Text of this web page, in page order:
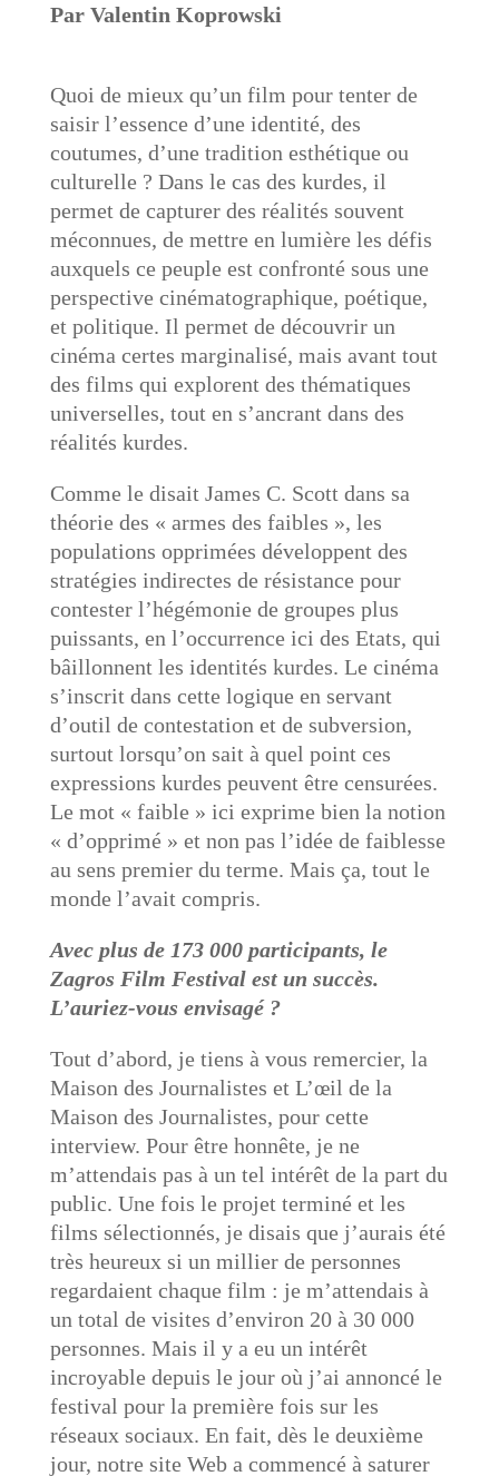
Par Valentin Koprowski
Quoi de mieux qu’un film pour tenter de
saisir l’essence d’une identité, des
coutumes, d’une tradition esthétique ou
culturelle ? Dans le cas des kurdes, il
permet de capturer des réalités souvent
méconnues, de mettre en lumière les défis
auxquels ce peuple est confronté sous une
perspective cinématographique, poétique,
et politique. Il permet de découvrir un
cinéma certes marginalisé, mais avant tout
des films qui explorent des thématiques
universelles, tout en s’ancrant dans des
réalités kurdes.
Comme le disait James C. Scott dans sa
théorie des « armes des faibles », les
populations opprimées développent des
stratégies indirectes de résistance pour
contester l’hégémonie de groupes plus
puissants, en l’occurrence ici des Etats, qui
bâillonnent les identités kurdes. Le cinéma
s’inscrit dans cette logique en servant
d’outil de contestation et de subversion,
surtout lorsqu’on sait à quel point ces
expressions kurdes peuvent être censurées.
Le mot « faible » ici exprime bien la notion
« d’opprimé » et non pas l’idée de faiblesse
au sens premier du terme. Mais ça, tout le
monde l’avait compris.
Avec plus de 173 000 participants, le
Zagros Film Festival est un succès.
L’auriez-vous envisagé ?
Tout d’abord, je tiens à vous remercier, la
Maison des Journalistes et L’œil de la
Maison des Journalistes, pour cette
interview. Pour être honnête, je ne
m’attendais pas à un tel intérêt de la part du
public. Une fois le projet terminé et les
films sélectionnés, je disais que j’aurais été
très heureux si un millier de personnes
regardaient chaque film : je m’attendais à
un total de visites d’environ 20 à 30 000
personnes. Mais il y a eu un intérêt
incroyable depuis le jour où j’ai annoncé le
festival pour la première fois sur les
réseaux sociaux. En fait, dès le deuxième
jour, notre site Web a commencé à saturer